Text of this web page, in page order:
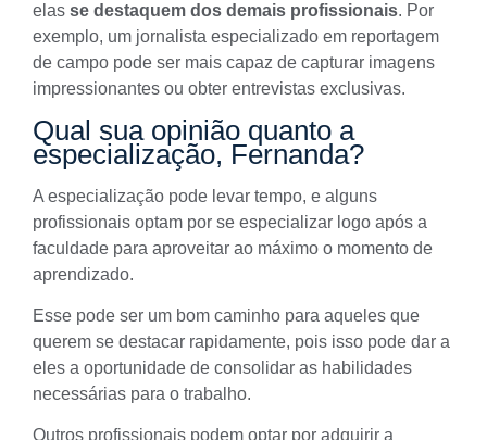
elas se destaquem dos demais profissionais. Por
exemplo, um jornalista especializado em reportagem
de campo pode ser mais capaz de capturar imagens
impressionantes ou obter entrevistas exclusivas.
Qual sua opinião quanto a
especialização, Fernanda?
A especialização pode levar tempo, e alguns
profissionais optam por se especializar logo após a
faculdade para aproveitar ao máximo o momento de
aprendizado.
Esse pode ser um bom caminho para aqueles que
querem se destacar rapidamente, pois isso pode dar a
eles a oportunidade de consolidar as habilidades
necessárias para o trabalho.
Outros profissionais podem optar por adquirir a